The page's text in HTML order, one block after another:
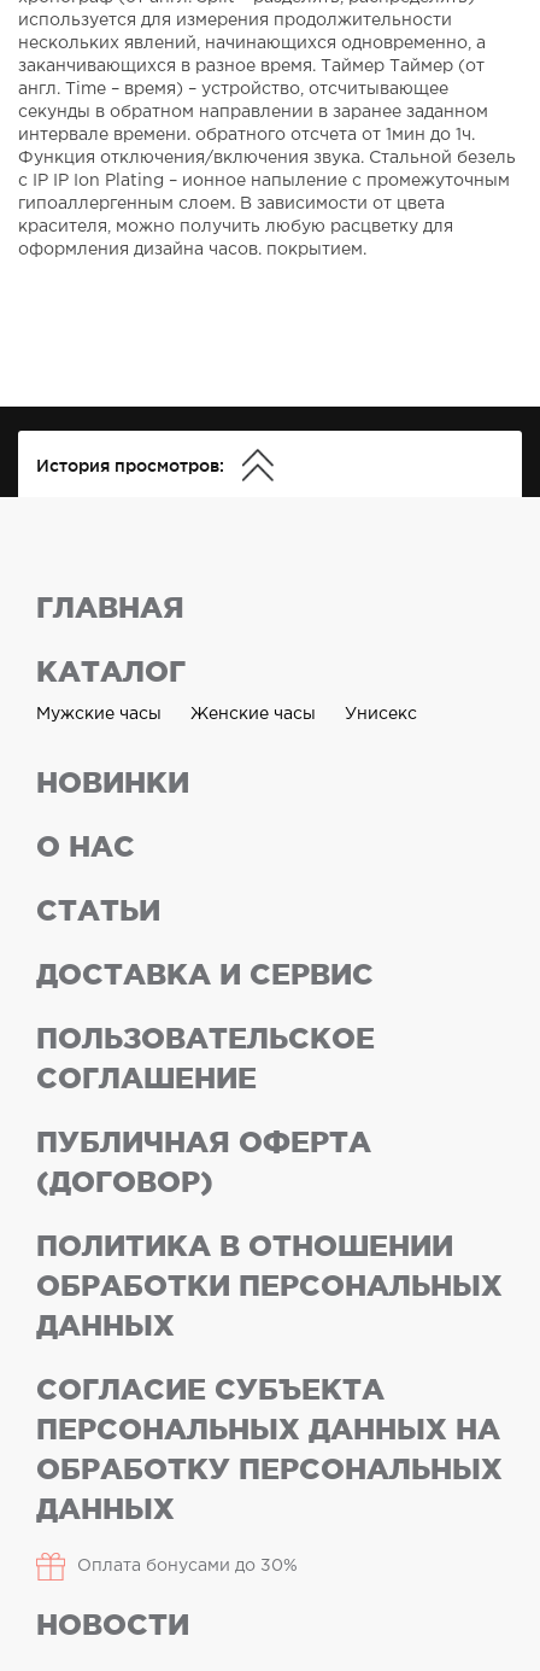
используется для измерения продолжительности
нескольких явлений, начинающихся одновременно, а
заканчивающихся в разное время. Таймер Таймер (от
англ. Time – время) – устройство, отсчитывающее
секунды в обратном направлении в заранее заданном
интервале времени. обратного отсчета от 1мин до 1ч.
Функция отключения/включения звука. Стальной безель
с IP IP Ion Plating – ионное напыление с промежуточным
гипоаллергенным слоем. В зависимости от цвета
красителя, можно получить любую расцветку для
оформления дизайна часов. покрытием.
История просмотров:
ГЛАВНАЯ
КАТАЛОГ
Мужские часы Женские часы Унисекс
НОВИНКИ
О НАС
СТАТЬИ
ДОСТАВКА И СЕРВИС
ПОЛЬЗОВАТЕЛЬСКОЕ
СОГЛАШЕНИЕ
ПУБЛИЧНАЯ ОФЕРТА
(ДОГОВОР)
ПОЛИТИКА В ОТНОШЕНИИ
ОБРАБОТКИ ПЕРСОНАЛЬНЫХ
ДАННЫХ
СОГЛАСИЕ СУБЪЕКТА
ПЕРСОНАЛЬНЫХ ДАННЫХ НА
ОБРАБОТКУ ПЕРСОНАЛЬНЫХ
ДАННЫХ
Оплата бонусами до 30%
НОВОСТИ